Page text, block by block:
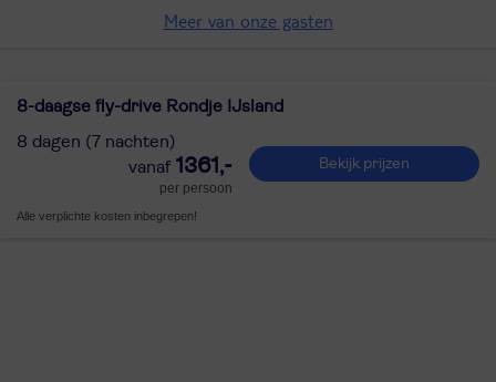
kleinere zitplaats geen probleem....
Meer van onze gasten
8-daagse fly-drive Rondje IJsland
8 dagen (7 nachten)
1361,-
per persoon
Bekijk prijzen
Alle verplichte kosten inbegrepen!